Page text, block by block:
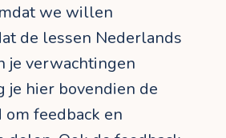
we willen
de lessen Nederlands
je verwachtingen
je hier bovendien de
feedback en